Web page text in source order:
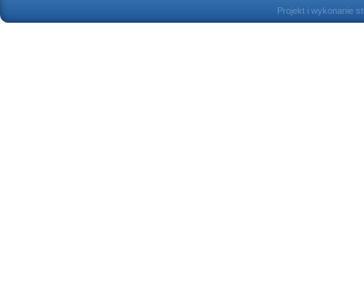
Projekt i wykonanie